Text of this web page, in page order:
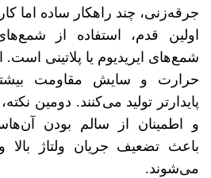
جرقه‌زنی، چند راهکار ساده اما
اولین قدم، استفاده از
شمع‌های ایریدیوم یا پلاتینی است.
حرارت و سایش مقاومت
پایدارتر تولید می‌کنند. دومین
و اطمینان از سالم بودن
باعث تضعیف جریان ولتاژ
می‌شوند.